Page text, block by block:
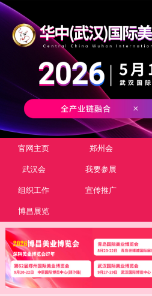
官网主页 郑州会
武汉会 我要参展
组织工作 宣传推广
博昌展览